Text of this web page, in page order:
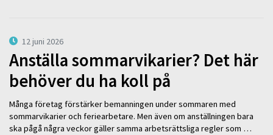
12 juni 2026
Anställa sommarvikarier? Det här
behöver du ha koll på
Många företag förstärker bemanningen under sommaren med
sommarvikarier och feriearbetare. Men även om anställningen bara
ska pågå några veckor gäller samma arbetsrättsliga regler som …